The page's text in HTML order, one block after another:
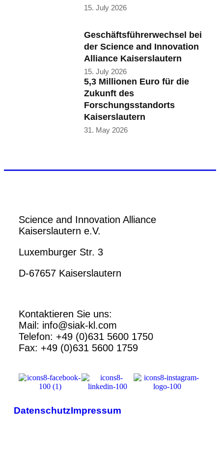
15. July 2026
Geschäftsführerwechsel bei
der Science and Innovation
Alliance Kaiserslautern
15. July 2026
5,3 Millionen Euro für die
Zukunft des
Forschungsstandorts
Kaiserslautern
31. May 2026
Science and Innovation Alliance
Kaiserslautern e.V.
Luxemburger Str. 3
D-67657 Kaiserslautern
Kontaktieren Sie uns:
Mail: info@siak-kl.com
Telefon: +49 (0)631 5600 1750
Fax: +49 (0)631 5600 1759
DatenschutzImpressum